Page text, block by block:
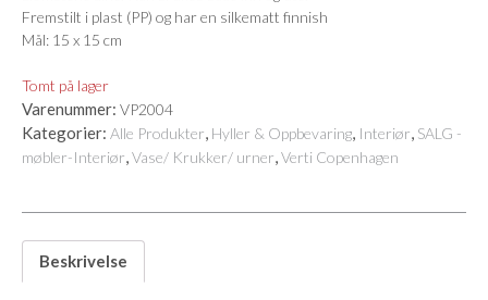
Fremstilt i plast (PP) og har en silkematt finnish
Mål: 15 x 15 cm
Tomt på lager
Varenummer: VP2004
Kategorier: Alle Produkter, Hyller & Oppbevaring, Interiør, SALG -
møbler-Interiør,Vase/ Krukker/ urner,Verti Copenhagen
Beskrivelse